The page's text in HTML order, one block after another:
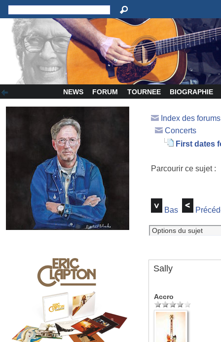
NEWS FORUM TOURNEE BIOGRAPHIE
Index des
Concerts
First dates
Parcourir ce sujet
Bas
Sally
Accro